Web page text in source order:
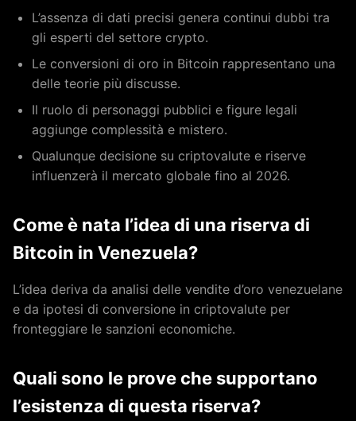
L’assenza di dati precisi genera continui dubbi tra
gli esperti del settore crypto.
Le conversioni di oro in Bitcoin rappresentano una
delle teorie più discusse.
Il ruolo di personaggi pubblici e figure legali
aggiunge complessità e mistero.
Qualunque decisione su criptovalute e riserve
influenzerà il mercato globale fino al 2026.
Come è nata l’idea di una riserva di
Bitcoin in Venezuela?
L’idea deriva da analisi delle vendite d’oro venezuelane
e da ipotesi di conversione in criptovalute per
fronteggiare le sanzioni economiche.
Quali sono le prove che supportano
l’esistenza di questa riserva?